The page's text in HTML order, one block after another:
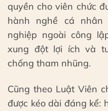
quyền cho viên chức
hành nghề cá
nghiệp ngoài công
xung đột lợi ích và
chống tham nhũng.
Cũng theo Luật Viên
được kéo dài đáng kể: